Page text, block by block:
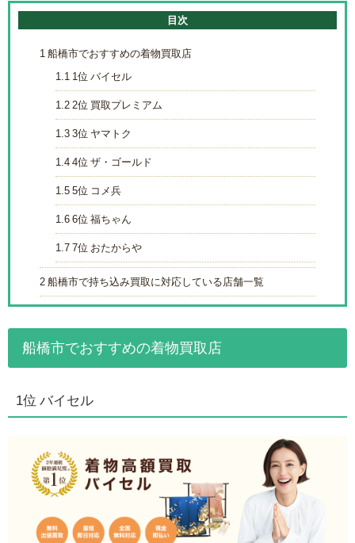
目次
1 船橋市でおすすめの着物買取店
1.1 1位 バイセル
1.22位 買取プレミアム
1.33位 ヤマトク
1.44位 ザ・ゴールド
1.55位 コメ兵
1.66位 福ちゃん
1.77位 おたからや
2船橋市で持ち込み買取に対応している店舗一覧
船橋市でおすすめの着物買取店
1位 バイセル